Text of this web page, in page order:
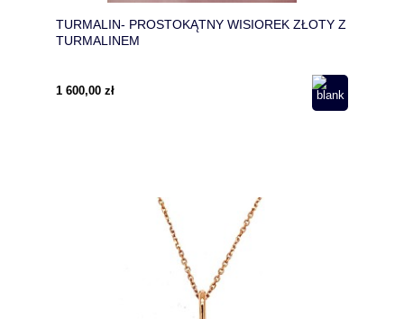
TURMALIN- PROSTOKĄTNY WISIOREK ZŁOTY Z
TURMALINEM
1 600,00 zł